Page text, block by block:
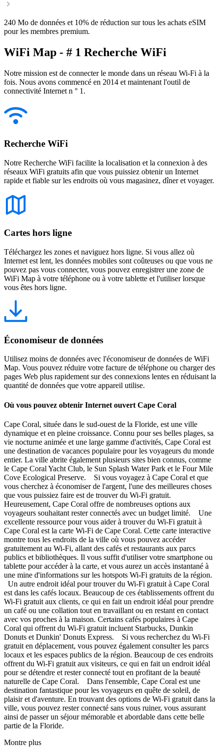
240 Mo de données et 10% de réduction sur tous les achats eSIM
pour les membres premium.
WiFi Map - # 1 Recherche WiFi
Notre mission est de connecter le monde dans un réseau Wi-Fi à la
fois. Nous avons commencé en 2014 et maintenant l'outil de
connectivité Internet n ° 1.
Recherche WiFi
Notre Recherche WiFi facilite la localisation et la connexion à des
réseaux WiFi gratuits afin que vous puissiez obtenir un Internet
rapide et fiable sur les endroits où vous magasinez, dîner et voyager.
Cartes hors ligne
Téléchargez les zones et naviguez hors ligne. Si vous allez où
Internet est lent, les données mobiles sont coûteuses ou que vous ne
pouvez pas vous connecter, vous pouvez enregistrer une zone de
WiFi Map à votre téléphone ou à votre tablette et l'utiliser lorsque
vous êtes hors ligne.
Économiseur de données
Utilisez moins de données avec l'économiseur de données de WiFi
Map. Vous pouvez réduire votre facture de téléphone ou charger des
pages Web plus rapidement sur des connexions lentes en réduisant la
quantité de données que votre appareil utilise.
Où vous pouvez obtenir Internet ouvert Cape Coral
Cape Coral, située dans le sud-ouest de la Floride, est une ville
dynamique et en pleine croissance. Connu pour ses belles plages, sa
vie nocturne animée et une large gamme d'activités, Cape Coral est
une destination de vacances populaire pour les voyageurs du monde
entier. La ville abrite également plusieurs sites bien connus, comme
le Cape Coral Yacht Club, le Sun Splash Water Park et le Four Mile
Cove Ecological Preserve. Si vous voyagez à Cape Coral et que
vous cherchez à économiser de l'argent, l'une des meilleures choses
que vous puissiez faire est de trouver du Wi-Fi gratuit.
Heureusement, Cape Coral offre de nombreuses options aux
voyageurs souhaitant rester connectés avec un budget limité. Une
excellente ressource pour vous aider à trouver du Wi-Fi gratuit à
Cape Coral est la carte Wi-Fi de Cape Coral. Cette carte interactive
montre tous les endroits de la ville où vous pouvez accéder
gratuitement au Wi-Fi, allant des cafés et restaurants aux parcs
publics et bibliothèques. Il vous suffit d'utiliser votre smartphone ou
tablette pour accéder à la carte, et vous aurez un accès instantané à
une mine d'informations sur les hotspots Wi-Fi gratuits de la région.
Un autre endroit idéal pour trouver du Wi-Fi gratuit à Cape Coral
est dans les cafés locaux. Beaucoup de ces établissements offrent du
Wi-Fi gratuit aux clients, ce qui en fait un endroit idéal pour prendre
un café ou une collation tout en travaillant ou en restant en contact
avec vos proches à la maison. Certains cafés populaires à Cape
Coral qui offrent du Wi-Fi gratuit incluent Starbucks, Dunkin
Donuts et Dunkin' Donuts Express. Si vous recherchez du Wi-Fi
gratuit en déplacement, vous pouvez également consulter les parcs
locaux et les espaces publics de la région. Beaucoup de ces endroits
offrent du Wi-Fi gratuit aux visiteurs, ce qui en fait un endroit idéal
pour se détendre et rester connecté tout en profitant de la beauté
naturelle de Cape Coral. Dans l'ensemble, Cape Coral est une
destination fantastique pour les voyageurs en quête de soleil, de
plaisir et d'aventure. En trouvant des options de Wi-Fi gratuit dans la
ville, vous pouvez rester connecté sans vous ruiner, vous assurant
ainsi de passer un séjour mémorable et abordable dans cette belle
partie de la Floride.
Montre plus